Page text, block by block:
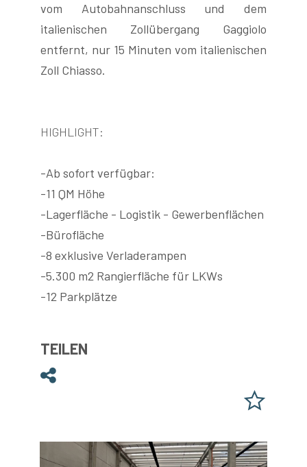
vom Autobahnanschluss und dem
italienischen Zollübergang Gaggiolo
entfernt, nur 15 Minuten vom italienischen
Zoll Chiasso.
HIGHLIGHT:
-Ab sofort verfügbar:
-11 QM Höhe
-Lagerfläche - Logistik - Gewerbenflächen
-Bürofläche
-8 exklusive Verladerampen
-5.300 m2 Rangierfläche für LKWs
-12 Parkplätze
TEILEN
Teilen